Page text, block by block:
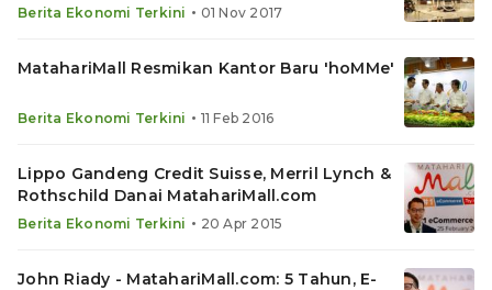
Berita Ekonomi Terkini • 01 Nov 2017
MatahariMall Resmikan Kantor Baru 'hoMMe'
Berita Ekonomi Terkini • 11 Feb 2016
Lippo Gandeng Credit Suisse, Merril Lynch &
Rothschild Danai MatahariMall.com
Berita Ekonomi Terkini • 20 Apr 2015
John Riady - MatahariMall.com: 5 Tahun, E-